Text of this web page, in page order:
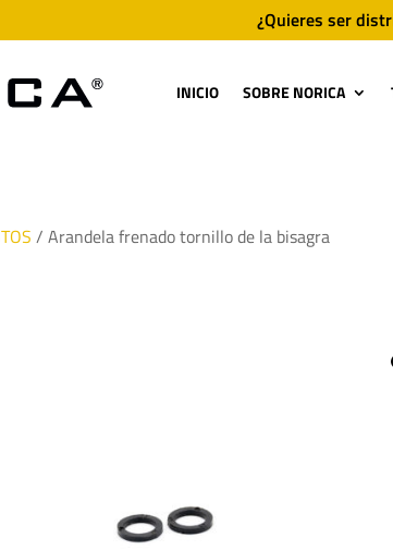
¿Quieres ser
INICIO SOBRE NORICA
/ Arandela frenado tornillo de la bisagra